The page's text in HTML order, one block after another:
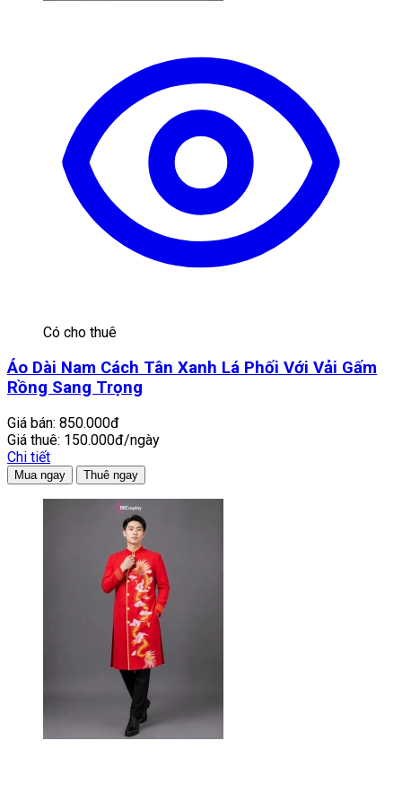
Có cho thuê
Áo Dài Nam Cách Tân Xanh Lá Phối Với Vải Gấm
Rồng Sang Trọng
Giá bán: 850.000đ
Giá thuê: 150.000đ/ngày
Chi tiết
Mua ngay Thuê ngay